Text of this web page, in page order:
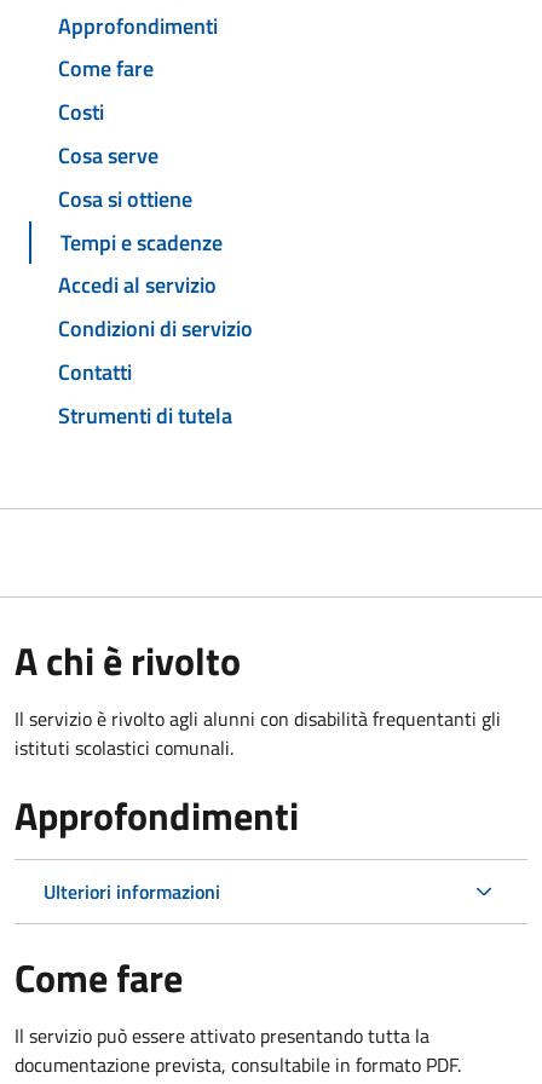
Approfondimenti
Come fare
Costi
Cosa serve
Cosa si ottiene
Tempi e scadenze
Accedi al servizio
Condizioni di servizio
Contatti
Strumenti di tutela
A chi è rivolto
Il servizio è rivolto agli alunni con disabilità frequentanti gli
istituti scolastici comunali.
Approfondimenti
Ulteriori informazioni
Come fare
Il servizio può essere attivato presentando tutta la
documentazione prevista, consultabile in formato PDF.